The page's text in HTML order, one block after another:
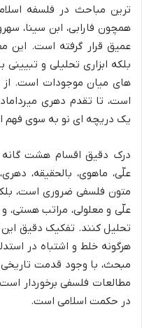
ترین مباحث در فلسفه
همچون فارابی، ابن سینا،
عمیق قرار گرفته است. این
بلکه ابزاری تحلیلی و
های میان موجودات است. از
است، تا تقدم دهری
یک دریچه ای نو به سوی فهم
درک دقیق اقسام هشت گانه
علّی، ماهوی، بالحقیقه،
متون فلسفی ضروری است،
علّی و معلولی، مراتب هستی،
تحلیل کنند. تفکیک دقیق
هرگونه خلط و اشتباه در
مبحث، با وجود قدمت
مطالعات فلسفی برخوردار
در حکمت اسلامی است.